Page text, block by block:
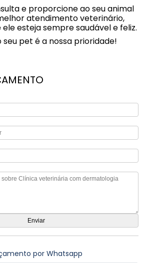
e proporcione ao seu animal
atendimento veterinário,
esteja sempre saudável e feliz.
seu pet é a nossa prioridade!
por Whatsapp